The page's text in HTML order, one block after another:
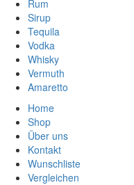
Rum
Sirup
Tequila
Vodka
Whisky
Vermuth
Amaretto
Home
Shop
Über uns
Kontakt
Wunschliste
Vergleichen